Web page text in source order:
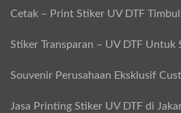
Cetak – Print Stiker UV DTF
Stiker Transparan – UV DTF Untuk
Souvenir Perusahaan Eksklusif
Jasa Printing Stiker UV DTF di